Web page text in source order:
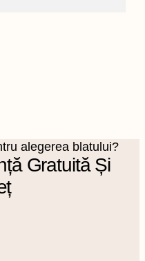
alegerea blatului?
Gratuită Și